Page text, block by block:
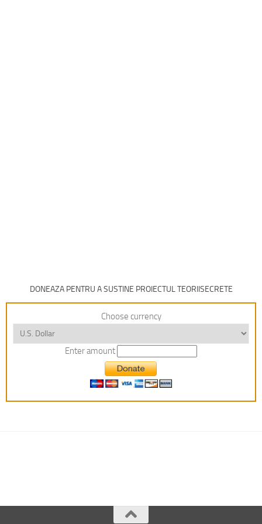
DONEAZA PENTRU A SUSTINE PROIECTUL TEORIISECRETE
Choose currency
Enter amount